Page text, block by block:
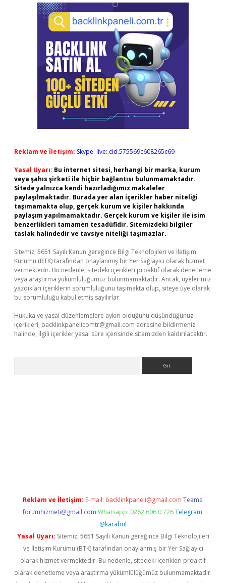
Reklam ve İletişim: Skype: live:.cid.575569c608265c69
Yasal Uyarı: Bu internet sitesi, herhangi bir marka, kurum
veya şahıs şirketi ile hiçbir bağlantısı bulunmamaktadır.
Sitede yalnızca kendi hazırladığımız makaleler
paylaşılmaktadır. Burada yer alan içerikler haber niteliği
taşımamakta olup, gerçek kurum ve kişiler hakkında
paylaşım yapılmamaktadır. Gerçek kurum ve kişiler ile isim
benzerlikleri tamamen tesadüfidir. Sitemizdeki bilgiler
taslak halindedir ve tavsiye niteliği taşımazlar.
Sitemiz, 5651 Sayılı Kanun gereğince Bilgi Teknolojileri ve İletişim
Kurumu (BTK) tarafından onaylanmış bir Yer Sağlayıcı olarak hizmet
vermektedir. Bu nedenle, sitedeki içerikleri proaktif olarak denetleme
veya araştırma yükümlülüğümüz bulunmamaktadır. Ancak, üyelerimiz
yazdıkları içeriklerin sorumluluğunu taşımakta olup, siteye üye olarak
bu sorumluluğu kabul etmiş sayılırlar.
Hukuka ve yasal düzenlemelere aykırı olduğunu düşündüğünüz
içerikleri, backlinkpanelicomtr@gmail.com adresine bildirmeniz
halinde, ilgili içerikler yasal süre içerisinde sitemizden kaldırılacaktır.
Reklam ve İletişim: E-mail: backlinkpaneli@gmail.com Teams:
forumhizmeti@gmail.com Whatsapp: 0262 606 0 726 Telegram:
@karabul
Yasal Uyarı: Sitemiz, 5651 Sayılı Kanun gereğince Bilgi Teknolojileri
ve İletişim Kurumu (BTK) tarafından onaylanmış bir Yer Sağlayıcı
olarak hizmet vermektedir. Bu nedenle, sitedeki içerikleri proaktif
olarak denetleme veya araştırma yükümlülüğümüz bulunmamaktadır.